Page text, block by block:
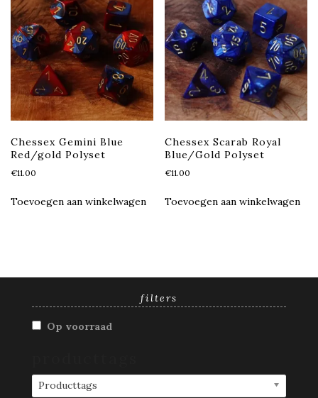
Chessex Gemini Blue
Red/gold Polyset
€11.00
Toevoegen aan winkelwagen
Chessex Scarab Royal
Blue/Gold Polyset
€11.00
Toevoegen aan winkelwagen
filters
Op voorraad
Producttags